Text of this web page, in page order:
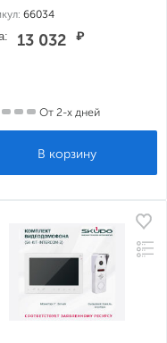
66034
13 032 ₽
От 2-х дней